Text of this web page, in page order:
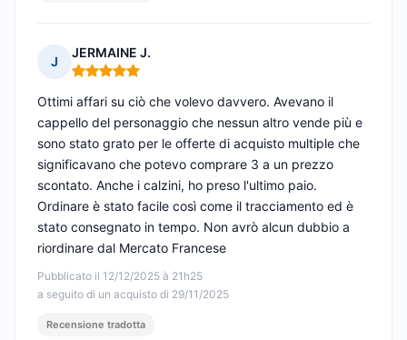
J
JERMAINE J.
Nota: 5 su 5
Pubblicato il 12/12/2025 à 21h25
a seguito di un acquisto di 29/11/2025
Ottimi affari su ciò che volevo davvero. Avevano il
cappello del personaggio che nessun altro vende più e
sono stato grato per le offerte di acquisto multiple che
significavano che potevo comprare 3 a un prezzo
scontato. Anche i calzini, ho preso l'ultimo paio.
Ordinare è stato facile così come il tracciamento ed è
stato consegnato in tempo. Non avrò alcun dubbio a
riordinare dal Mercato Francese
Recensione tradotta